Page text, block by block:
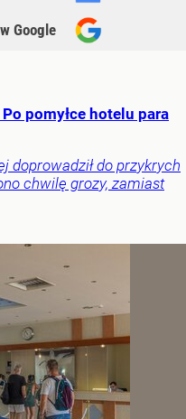
Google
pomyłce hotelu para
doprowadził do przykrych
chwilę grozy, zamiast